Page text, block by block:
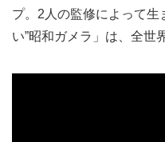
プ。2人の監修によって生
い”昭和ガメラ」は、全世